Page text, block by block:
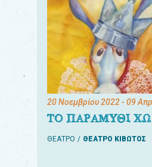
20 Νοεμβρίου 2022- 09
ΤΟ ΠΑΡΑΜΥΘΙ
ΘΕΑΤΡΟ ΘΕΑΤΡΟ ΚΙΒΩΤΟΣ